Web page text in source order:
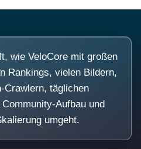
wie VeloCore mit großen
Rankings, vielen Bildern,
Crawlern, täglichen
Aufbau und
umgeht.